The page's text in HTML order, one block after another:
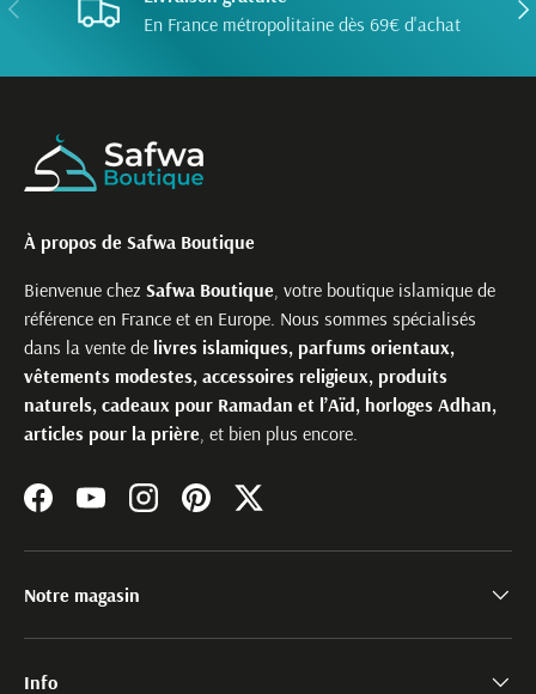
En France métropolitaine dès 69€ d'achat
À propos de Safwa Boutique
Bienvenue chez Safwa Boutique , votre boutique islamique de
référence en France et en Europe. Nous sommes spécialisés
dans la vente de livres islamiques, parfums orientaux,
vêtements modestes, accessoires religieux, produits
naturels, cadeaux pour Ramadan et l’Aïd, horloges Adhan,
articles pour la prière , et bien plus encore.
FacebookYouTubeInstagramPinterestTwitter
Notre magasin
Info